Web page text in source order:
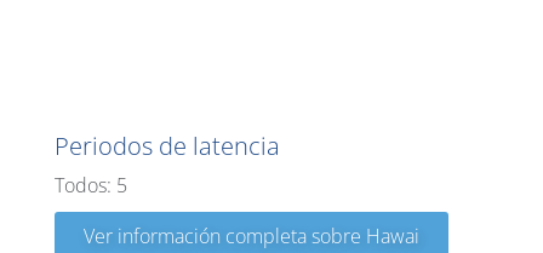
Periodos de latencia
Todos: 5
Ver información completa sobre Hawai